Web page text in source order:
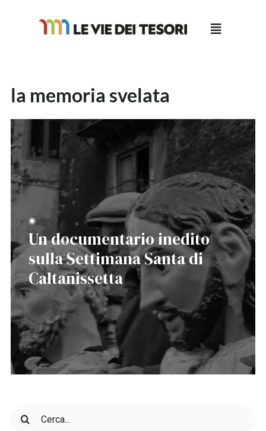
la memoria svelata
◉
Un documentario inedito
sulla Settimana Santa di
Caltanissetta
per: